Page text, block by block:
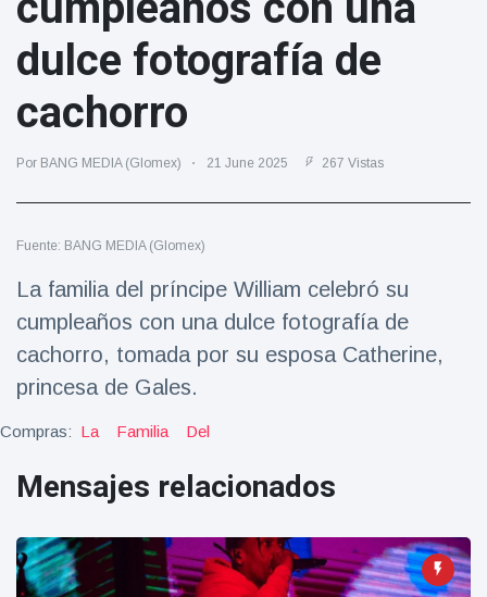
Coches y Motor
Comida y bebida
(79)
Juegos
entretenimiento
Últimas noticias
in English |
31 de
octubre!
8 May
7432
Vistas
dulce fotografía de
cachorro
Por BANG MEDIA (Glomex) 21 June 2025 267 Vistas
Fuente: BANG MEDIA (Glomex)
La familia del príncipe William celebró su
cumpleaños con una dulce fotografía de
cachorro, tomada por su esposa Catherine,
princesa de Gales.
Compras: La Familia Del
Mensajes relacionados